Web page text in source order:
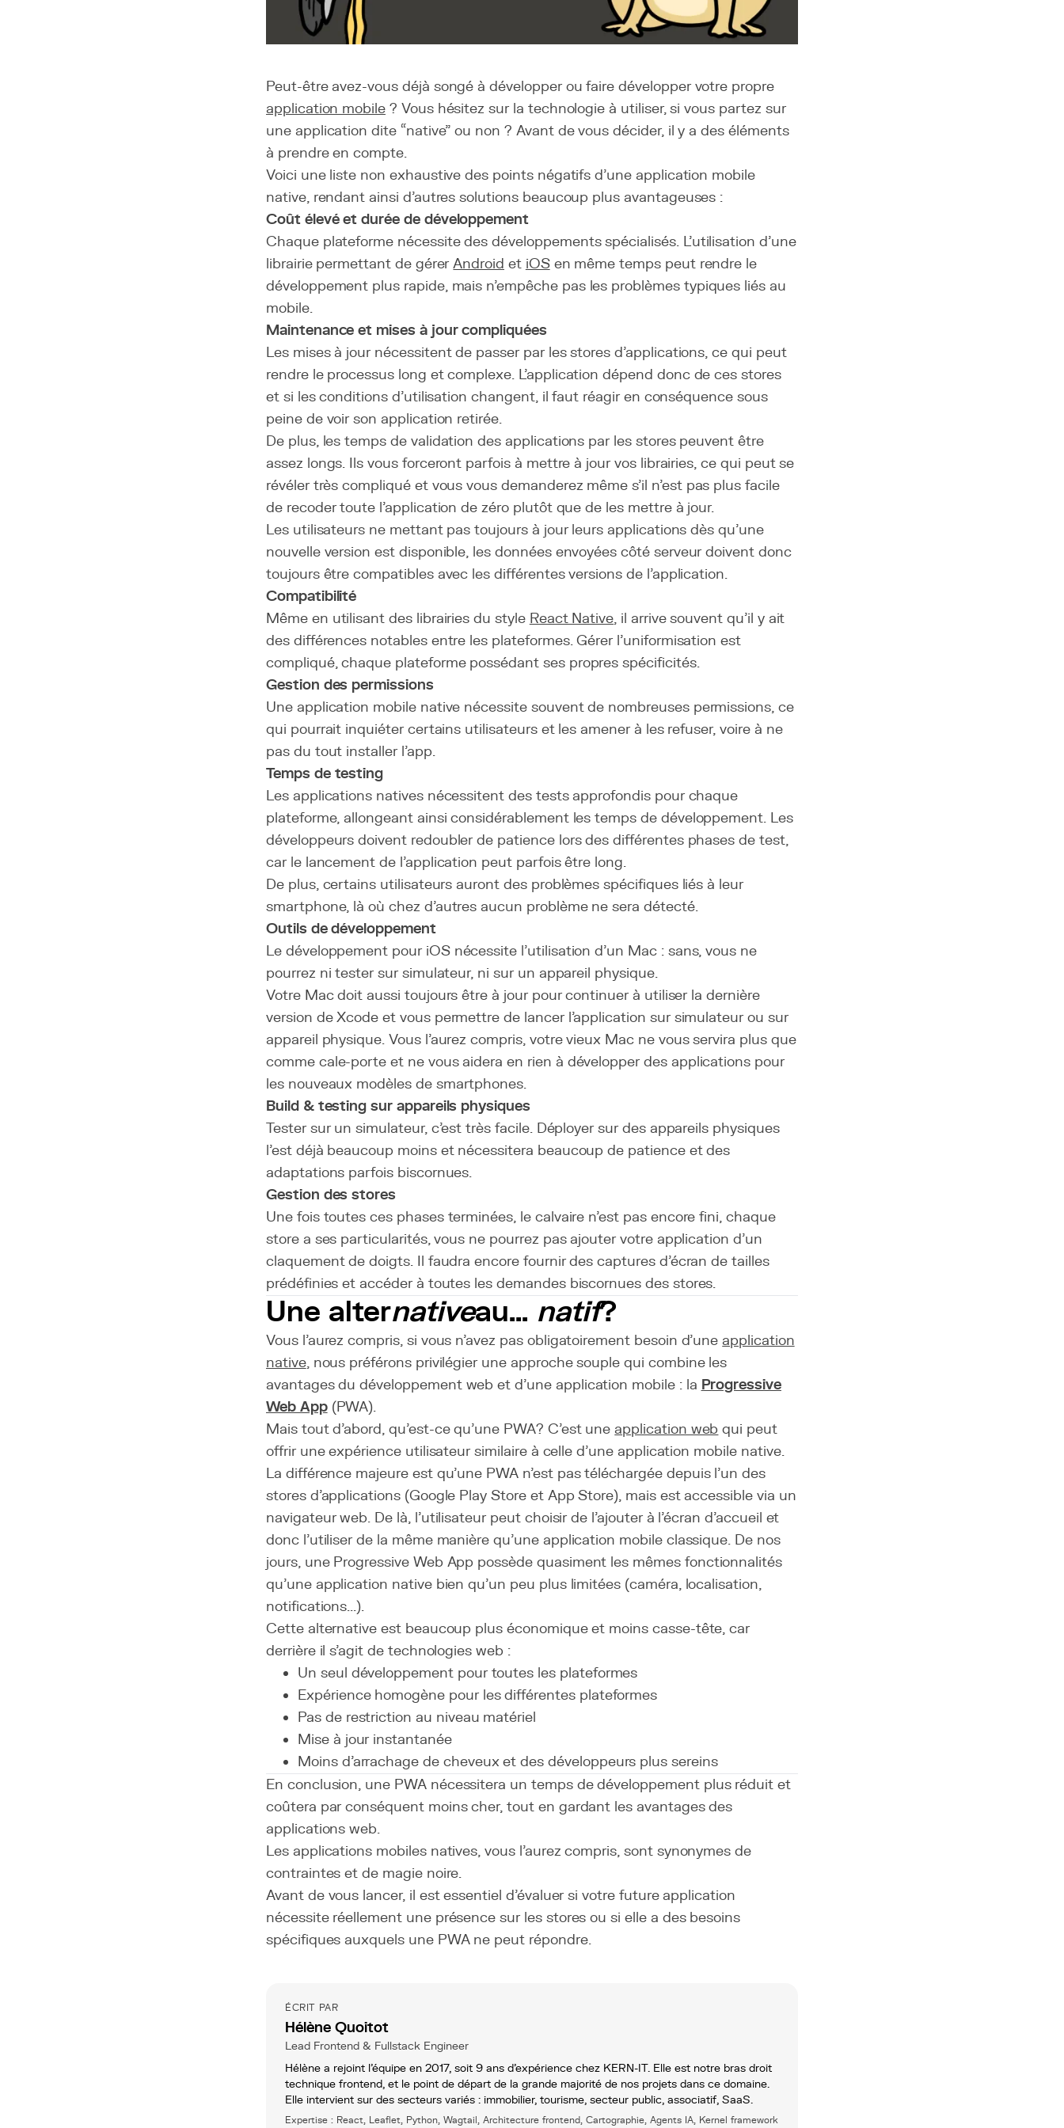
Peut-être avez-vous déjà songé à développer ou faire développer votre propre
application mobile ? Vous hésitez sur la technologie à utiliser, si vous partez sur
une application dite “native” ou non ? Avant de vous décider, il y a des éléments
à prendre en compte.
Voici une liste non exhaustive des points négatifs d’une application mobile
native, rendant ainsi d’autres solutions beaucoup plus avantageuses :
Coût élevé et durée de développement
Chaque plateforme nécessite des développements spécialisés. L'utilisation d'une
librairie permettant de gérerAndroid et iOSen même temps peut rendre le
développement plus rapide, mais n'empêche pas les problèmes typiques liés au
mobile.
Maintenance et mises à jour compliquées
Les mises à jour nécessitent de passer par les stores d'applications, ce qui peut
rendre le processus long et complexe. L'application dépend donc de ces stores
et si les conditions d'utilisation changent, il faut réagir en conséquence sous
peine de voir son application retirée.
De plus, les temps de validation des applications par les stores peuvent être
assez longs. Ils vous forceront parfois à mettre à jour vos librairies, ce qui peut se
révéler très compliqué et vous vous demanderez même s'il n'est pas plus facile
de recoder toute l'application de zéro plutôt que de les mettre à jour.
Les utilisateurs ne mettant pas toujours à jour leurs applications dès qu'une
nouvelle version est disponible, les données envoyées côté serveur doivent donc
toujours être compatibles avec les différentes versions de l'application.
Compatibilité
Même en utilisant des librairies du style React Native, il arrive souvent qu'il y ait
des différences notables entre les plateformes. Gérer l'uniformisation est
compliqué, chaque plateforme possédant ses propres spécificités.
Gestion des permissions
Une application mobile native nécessite souvent de nombreuses permissions, ce
qui pourrait inquiéter certains utilisateurs et les amener à les refuser, voire à ne
pas du tout installer l’app.
Temps de testing
Les applications natives nécessitent des tests approfondis pour chaque
plateforme, allongeant ainsi considérablement les temps de développement. Les
développeurs doivent redoubler de patience lors des différentes phases de test,
car le lancement de l’application peut parfois être long.
De plus, certains utilisateurs auront des problèmes spécifiques liés à leur
smartphone, là où chez d'autres aucun problème ne sera détecté.
Outils de développement
Le développement pour iOS nécessite l'utilisation d'un Mac : sans, vous ne
pourrez ni tester sur simulateur, ni sur un appareil physique.
Votre Mac doit aussi toujours être à jour pour continuer à utiliser la dernière
version de Xcode et vous permettre de lancer l'application sur simulateur ou sur
appareil physique. Vous l'aurez compris, votre vieux Mac ne vous servira plus que
comme cale-porte et ne vous aidera en rien à développer des applications pour
les nouveaux modèles de smartphones.
Build & testing sur appareils physiques
Tester sur un simulateur, c'est très facile. Déployer sur des appareils physiques
l'est déjà beaucoup moins et nécessitera beaucoup de patience et des
adaptations parfois biscornues.
Gestion des stores
Une fois toutes ces phases terminées, le calvaire n'est pas encore fini, chaque
store a ses particularités, vous ne pourrez pas ajouter votre application d'un
claquement de doigts. Il faudra encore fournir des captures d'écran de tailles
prédéfinies et accéder à toutes les demandes biscornues des stores.
Une alternativeau... natif?
Vous l'aurez compris, si vous n'avez pas obligatoirement besoin d'uneapplication
native, nous préférons privilégier une approche souple qui combine les
avantages du développement web et d'une application mobile : la Progressive
Web App(PWA).
Mais tout d'abord, qu'est-ce qu'une PWA? C'est uneapplication web qui peut
offrir une expérience utilisateur similaire à celle d'une application mobile native.
La différence majeure est qu'une PWA n'est pas téléchargée depuis l'un des
stores d'applications (Google Play Store et App Store), mais est accessible via un
navigateur web. De là, l'utilisateur peut choisir de l'ajouter à l'écran d'accueil et
donc l'utiliser de la même manière qu'une application mobile classique. De nos
jours, une Progressive Web App possède quasiment les mêmes fonctionnalités
qu'une application native bien qu'un peu plus limitées (caméra, localisation,
notifications...).
Cette alternative est beaucoup plus économique et moins casse-tête, car
derrière il s'agit de technologies web :
Un seul développement pour toutes les plateformes
Expérience homogène pour les différentes plateformes
Pas de restriction au niveau matériel
Mise à jour instantanée
Moins d'arrachage de cheveux et des développeurs plus sereins
En conclusion, une PWA nécessitera un temps de développement plus réduit et
coûtera par conséquent moins cher, tout en gardant les avantages des
applications web.
Les applications mobiles natives, vous l'aurez compris, sont synonymes de
contraintes et de magie noire.
Avant de vous lancer, il est essentiel d'évaluer si votre future application
nécessite réellement une présence sur les stores ou si elle a des besoins
spécifiques auxquels une PWA ne peut répondre.
ÉCRIT PAR
Hélène Quoitot
Lead Frontend & Fullstack Engineer
Hélène a rejoint l’équipe en 2017, soit 9 ans d’expérience chez KERN-IT. Elle est notre bras droit
technique frontend, et le point de départ de la grande majorité de nos projets dans ce domaine.
Elle intervient sur des secteurs variés : immobilier, tourisme, secteur public, associatif, SaaS.
Expertise : React, Leaflet, Python, Wagtail, Architecture frontend, Cartographie, Agents IA, Kernel framework